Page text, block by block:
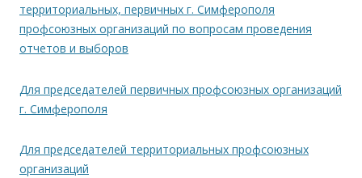
территориальных, первичных г. Симферополя
профсоюзных организаций по вопросам проведения
отчетов и выборов
Для председателей первичных профсоюзных организаций
г. Симферополя
Для председателей территориальных профсоюзных
организаций